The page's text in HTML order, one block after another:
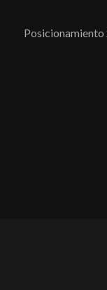
Posicionamiento